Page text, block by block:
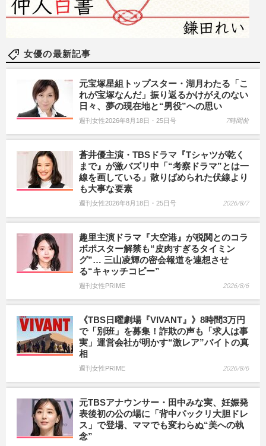
女優の最新記事
元宝塚星組トップスター・湖月わたる「こ
れが宝塚なんだ」振り返るかけがえのない
日々、夢の現在地と“男役”への思い
週刊女性2026年8月18日・25日号 7時間前
蒼井優主演・TBSドラマ『Tシャツが乾く
まで』が激バズリ中「“考察ドラマ”とは一
線を画している」散りばめられた伏線より
も大事な要素
週刊女性2026年8月18日・25日号 2026/8/7
趣里主演ドラマ『大空港』が税関とのコラ
ボポスター解禁も“皮肉すぎるタイミン
グ”… 三山凌輝の密会報道を連想させ
る“キャッチコピー”
週刊女性PRIME 2026/8/6
《TBS日曜劇場『VIVANT』》8時間3万円
で「別班」を募集！詐欺の声も「求人は事
実」運営会社が明かす“激レア”バイトの真
相
週刊女性PRIME 2026/8/6
元TBSアナウンサー・田中みな実、妊娠発
表後初の公の場に「背中パックリ大胆ドレ
ス」で登場、ママでも変わらぬ“美への執
念”